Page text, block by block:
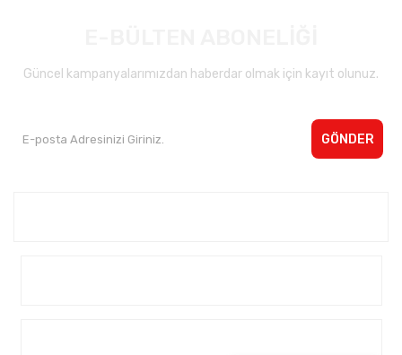
Güncel kampanyalarımızdan haberdar olmak için kayıt olunuz.
GÖNDER